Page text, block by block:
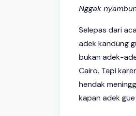
Nggak
Selepas dari
adek kandung
bukan adek-
Cairo. Tapi
hendak
kapan adek